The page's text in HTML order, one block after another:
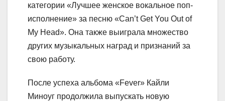
категории «Лучшее женское вокальное поп-
исполнение» за песню «Can’t Get You Out of
My Head». Она также выиграла множество
других музыкальных наград и признаний за
свою работу.
После успеха альбома «Fever» Кайли
Миноуг продолжила выпускать новую